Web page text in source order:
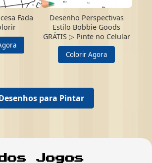
Fada
Desenho Perspectivas
Estilo Bobbie Goods
GRÁTIS ▷ Pinte no Celular
Colorir Agora
para Pintar